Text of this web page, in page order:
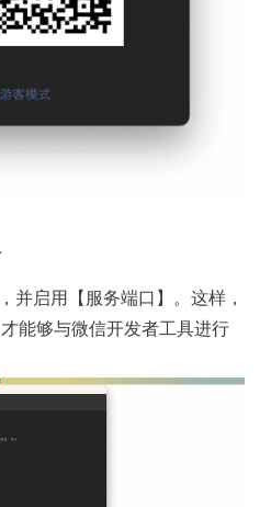
并启用【服务端口】。这样，
能够与微信开发者工具进行